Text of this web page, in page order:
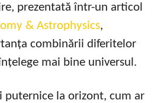
prezentată într-un articol
& Astrophysics,
combinării diferitelor
mai bine universul.
puternice la orizont, cum ar